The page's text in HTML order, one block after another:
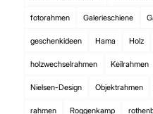
fotorahmen Galerieschiene
geschenkideen Hama Holz
holzwechselrahmen Keilrahmen
Nielsen-Design Objektrahmen
rahmen Roggenkamp